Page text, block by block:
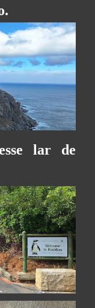
lar de